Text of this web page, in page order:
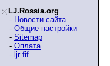
LJ.Rossia.org
- Новости сайта
- Общие настройки
- Sitemap
- Оплата
- ljr-fif